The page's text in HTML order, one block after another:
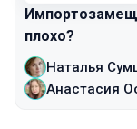
плохо?
Наталья
Анастасия